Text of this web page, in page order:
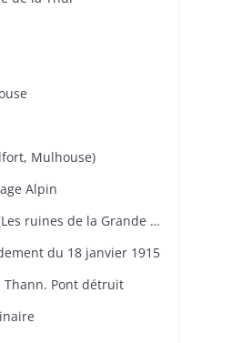
Mulhouse)
Alpin
Vieux-Thann : l'église en ruines (Les ruines de la Grande Guerre)
du 18 janvier 1915
Thann. Pont détruit